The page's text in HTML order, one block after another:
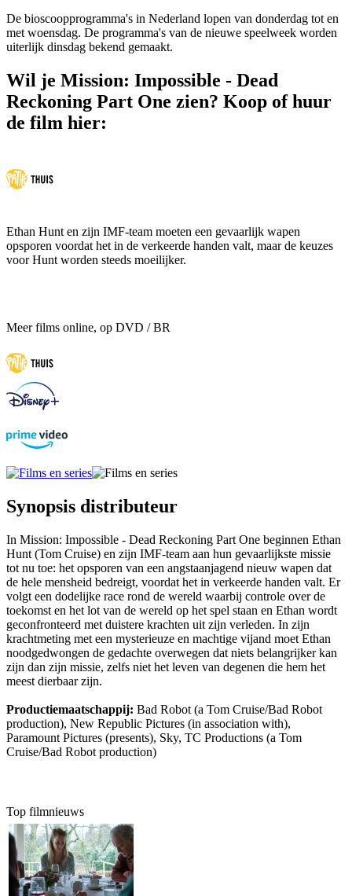
De bioscoopprogramma's in Nederland lopen van donderdag tot en
met woensdag. De programma's van de nieuwe speelweek worden
uiterlijk dinsdag bekend gemaakt.
Wil je Mission: Impossible - Dead
Reckoning Part One zien? Koop of huur
de film hier:
Ethan Hunt en zijn IMF-team moeten een gevaarlijk wapen
opsporen voordat het in de verkeerde handen valt, maar de keuzes
voor Hunt worden steeds moeilijker.
Meer films online, op DVD / BR
Synopsis distributeur
In Mission: Impossible - Dead Reckoning Part One beginnen Ethan
Hunt (Tom Cruise) en zijn IMF-team aan hun gevaarlijkste missie
tot nu toe: het opsporen van een angstaanjagend nieuw wapen dat
de hele mensheid bedreigt, voordat het in verkeerde handen valt. Er
volgt een dodelijke race rond de wereld waarbij controle over de
toekomst en het lot van de wereld op het spel staan en Ethan wordt
geconfronteerd met duistere krachten uit zijn verleden. In zijn
krachtmeting met een mysterieuze en machtige vijand moet Ethan
noodgedwongen de gedachte overwegen dat niets belangrijker kan
zijn dan zijn missie, zelfs niet het leven van degenen die hem het
meest dierbaar zijn.
Productiemaatschappij: Bad Robot (a Tom Cruise/Bad Robot
production), New Republic Pictures (in association with),
Paramount Pictures (presents), Sky, TC Productions (a Tom
Cruise/Bad Robot production)
Top filmnieuws